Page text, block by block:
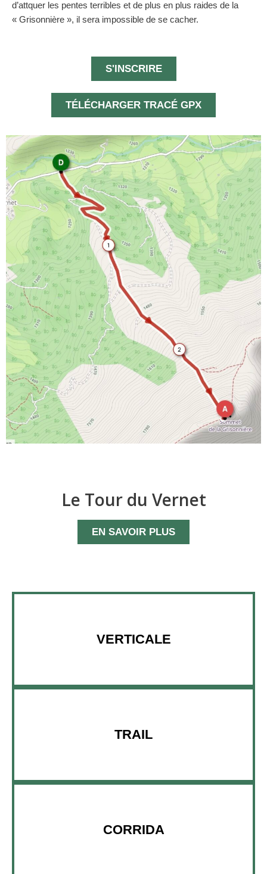
d’attquer les pentes terribles et de plus en plus raides de la
« Grisonnière », il sera impossible de se cacher.
S'INSCRIRE
TÉLÉCHARGER TRACÉ GPX
Le Tour du Vernet
EN SAVOIR PLUS
VERTICALE
TRAIL
CORRIDA